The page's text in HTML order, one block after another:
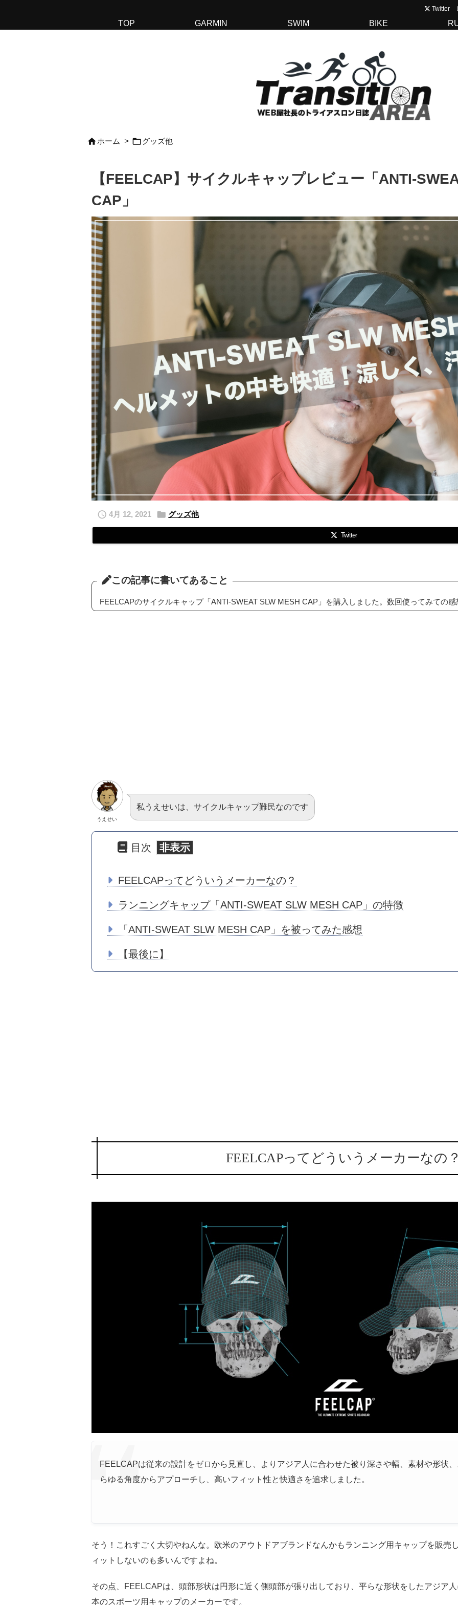
TOP GARMIN SWIM BIKE
Twitter
ホーム > グッズ他
【FEELCAP】サイクルキャップレビュー「ANTI-
CAP」
 4月 12, 2021  グッズ他
Twitter
この記事に書いてあること
FEELCAPのサイクルキャップ「ANTI-SWEAT SLW MESH CAP」を購入しました。数回使ってみての
うえせい
私うえせいは、サイクルキャップ難民なのです
目次
FEELCAPってどういうメーカーなの？
ランニングキャップ「ANTI-SWEAT SLW MESH CAP」の特徴
「ANTI-SWEAT SLW MESH CAP」を被ってみた感想
【最後に】
FEELCAPってどういうメーカーなの
FEELCAPは従来の設計をゼロから見直し、よりアジア人に合わせた被り深さや幅、素材や形状
らゆる角度からアプローチし、高いフィット性と快適さを追求しました。
そう！これすごく大切やねんな。欧米のアウトドアブランドなんかもランニング用キャップを販売
ィットしないのも多いんですよね。
その点、FEELCAPは、頭部形状は円形に近く側頭部が張り出しており、平らな形状をしたアジア
本のスポーツ用キャップのメーカーです。